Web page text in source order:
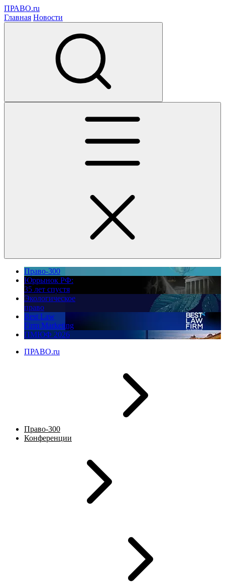
ПРАВО.ru
Главная Новости
Право-300
Юррынок РФ:
35 лет спустя
Экологическое
право
Best Law
Firm Marketing
ПМЮФ 2026
ПРАВО.ru
Право-300
Конференции